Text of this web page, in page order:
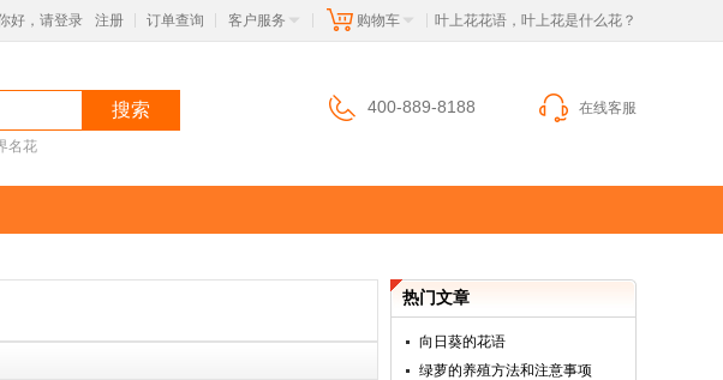
好，请登录 注册 订单查询 客户服务 购物车 叶上花花语，叶上花是什么花？
搜索
名花
400-889-8188 在线客服
热门文章
向日葵的花语
绿萝的养殖方法和注意事项